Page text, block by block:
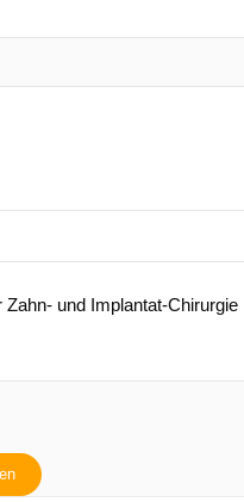
und Implantat-